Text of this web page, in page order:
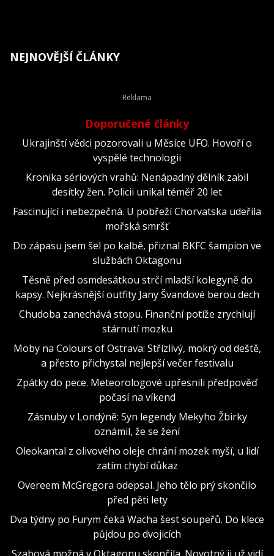
NEJNOVĚJŠÍ ČLÁNKY
Doporučené články
Ukrajinští vědci pozorovali u Měsíce UFO. Hovoří o
vyspělé technologii
Kronika sériových vrahů: Nenápadný dělník zabil
desítky žen. Policii unikal téměř 20 let
Fascinující i nebezpečná. U pobřeží Chorvatska udeřila
mořská smršť
Do zápasu jsem šel po kalbě, přiznal BKFC šampion ve
službách Oktagonu
Těsně před osmdesátkou strčí mladší kolegyně do
kapsy. Nejkrásnější outfity Jany Švandové berou dech
Chudoba zanechává stopu. Finanční potíže zrychlují
stárnutí mozku
Moby na Colours of Ostrava: Střízlivý, mokrý od deště,
a přesto přichystal nejlepší večer festivalu
Zpátky do pece. Meteorologové upřesnili předpověď
počasí na víkend
Zásnuby v Londýně: Syn legendy Mekyho Žbirky
oznámil, že se žení
Oleokantal z olivového oleje chrání mozek myší, u lidí
zatím chybí důkaz
Overeem McGregora odepsal. Jeho tělo prý skončilo
před pěti lety
Dva týdny po Furym čeká Wacha šest soupeřů. Do klece
půjdou po dvojicích